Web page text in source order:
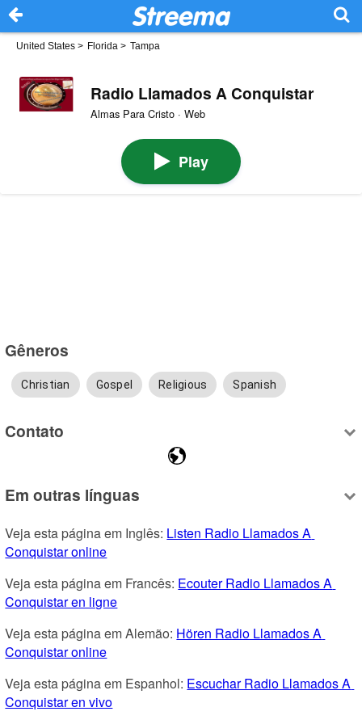
United States > Florida > Tampa
Radio Llamados A Conquistar
Almas Para Cristo · Web
Play
Gêneros
Christian Gospel Religious Spanish
Contato
Em outras línguas
Veja esta página em Inglês: Listen Radio Llamados A
Conquistar online
Veja esta página em Francês: Ecouter Radio Llamados A
Conquistar en ligne
Veja esta página em Alemão: Hören Radio Llamados A
Conquistar online
Veja esta página em Espanhol: Escuchar Radio Llamados A
Conquistar en vivo